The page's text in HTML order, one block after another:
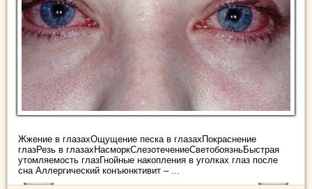
Жжение в глазахОщущение песка в глазахПокраснение
глазРезь в глазахНасморкСлезотечениеСветобоязньБыстрая
утомляемость глазГнойные накопления в уголках глаз после
сна Аллергический конъюнктивит – ...